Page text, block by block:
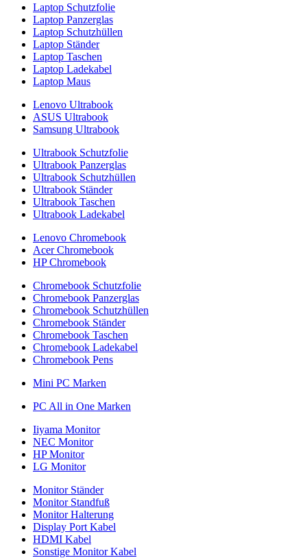
Laptop Schutzfolie
Laptop Panzerglas
Laptop Schutzhüllen
Laptop Ständer
Laptop Taschen
Laptop Ladekabel
Laptop Maus
Lenovo Ultrabook
ASUS Ultrabook
Samsung Ultrabook
Ultrabook Schutzfolie
Ultrabook Panzerglas
Ultrabook Schutzhüllen
Ultrabook Ständer
Ultrabook Taschen
Ultrabook Ladekabel
Lenovo Chromebook
Acer Chromebook
HP Chromebook
Chromebook Schutzfolie
Chromebook Panzerglas
Chromebook Schutzhüllen
Chromebook Ständer
Chromebook Taschen
Chromebook Ladekabel
Chromebook Pens
Mini PC Marken
PC All in One Marken
Iiyama Monitor
NEC Monitor
HP Monitor
LG Monitor
Monitor Ständer
Monitor Standfuß
Monitor Halterung
Display Port Kabel
HDMI Kabel
Sonstige Monitor Kabel